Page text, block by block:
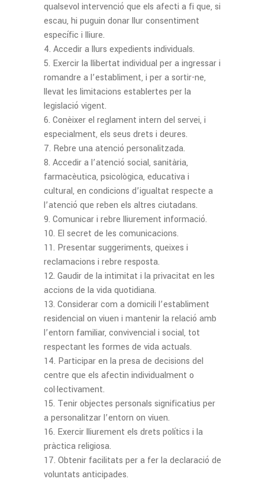
qualsevol intervenció que els afecti a fi que, si
escau, hi puguin donar llur consentiment
específic i lliure.
Accedir a llurs expedients individuals.
Exercir la llibertat individual per a ingressar i
romandre a l’establiment, i per a sortir-ne,
llevat les limitacions establertes per la
legislació vigent.
Conèixer el reglament intern del servei, i
especialment, els seus drets i deures.
Rebre una atenció personalitzada.
Accedir a l’atenció social, sanitària,
farmacèutica, psicològica, educativa i
cultural, en condicions d’igualtat respecte a
l’atenció que reben els altres ciutadans.
Comunicar i rebre lliurement informació.
El secret de les comunicacions.
Presentar suggeriments, queixes i
reclamacions i rebre resposta.
Gaudir de la intimitat i la privacitat en les
accions de la vida quotidiana.
Considerar com a domicili l’establiment
residencial on viuen i mantenir la relació amb
l’entorn familiar, convivencial i social, tot
respectant les formes de vida actuals.
Participar en la presa de decisions del
centre que els afectin individualment o
col·lectivament.
Tenir objectes personals significatius per
a personalitzar l’entorn on viuen.
Exercir lliurement els drets polítics i la
pràctica religiosa.
Obtenir facilitats per a fer la declaració de
voluntats anticipades.